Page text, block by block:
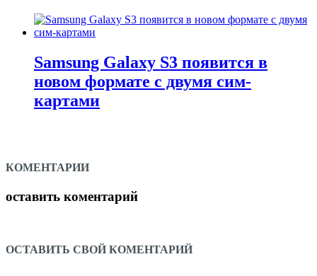
Samsung Galaxy S3 появится в
новом формате с двумя сим-
картами
КОМЕНТАРИИ
оставить коментарий
ОСТАВИТЬ СВОЙ КОМЕНТАРИЙ